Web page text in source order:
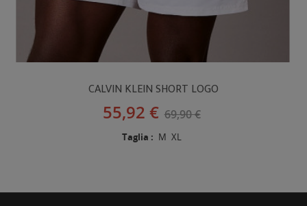
CALVIN KLEIN SHORT LOGO
55,92 € 69,90 €
Taglia : M XL